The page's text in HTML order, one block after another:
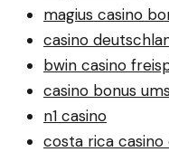
magius casino
casino
bwin casino
casino bonus
n1 casino
costa rica